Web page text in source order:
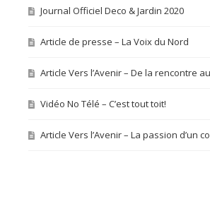
Journal Officiel Deco & Jardin 2020
Article de presse – La Voix du Nord
Article Vers l’Avenir – De la rencontre
Vidéo No Télé – C’est tout toit!
Article Vers l’Avenir – La passion d’un